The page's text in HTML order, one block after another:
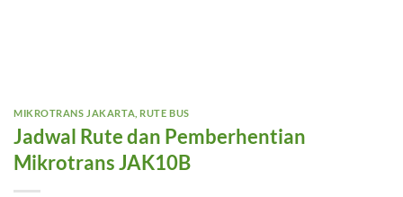
MIKROTRANS JAKARTA ,RUTE BUS
Jadwal Rute dan Pemberhentian
Mikrotrans JAK10B